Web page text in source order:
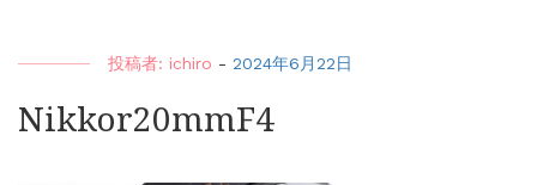
投稿者: ichiro - 2024年6月22日
Nikkor20mmF4